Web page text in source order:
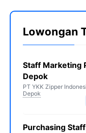
Lowongan
Staff Marketing
Depok
PT YKK Zipper
Depok
Purchasing